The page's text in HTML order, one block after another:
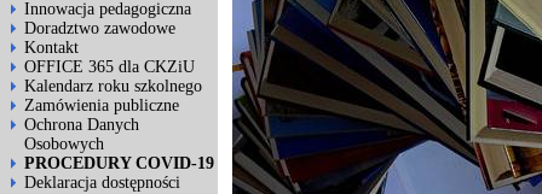
Innowacja pedagogiczna
Doradztwo zawodowe
Kontakt
OFFICE 365 dla CKZiU
Kalendarz roku szkolnego
Zamówienia publiczne
Ochrona Danych
Osobowych
PROCEDURY COVID-19
Deklaracja dostępności